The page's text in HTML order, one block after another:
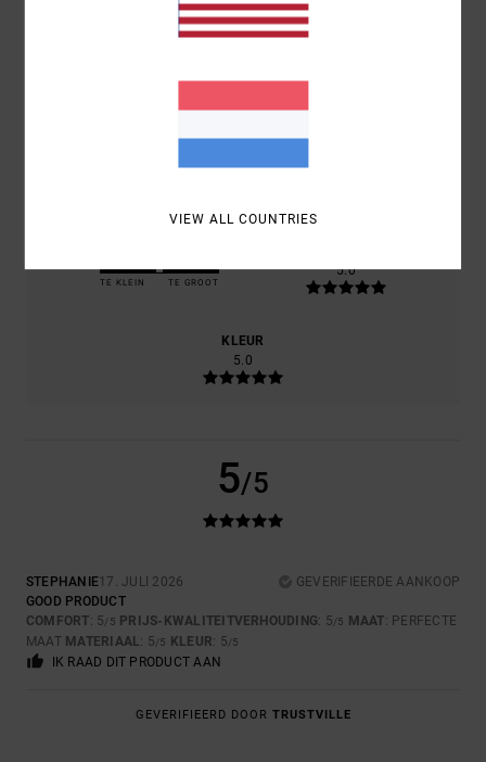
100% VAN ONZE KLANTEN BEVELEN DIT PRODUCT AAN
TE KLEIN TE GROOT
5.0
KLEUR
5.0
5/5
STEPHANIE17. JULI 2026
GEVERIFIEERDE AANKOOP
GOOD PRODUCT
COMFORT: 5/5 PRIJS-KWALITEITVERHOUDING: 5/5 MAAT: PERFECTE
MAAT MATERIAAL: 5/5 KLEUR: 5/5
IK RAAD DIT PRODUCT AAN
GEVERIFIEERD DOOR TRUSTVILLE
VIEW ALL COUNTRIES